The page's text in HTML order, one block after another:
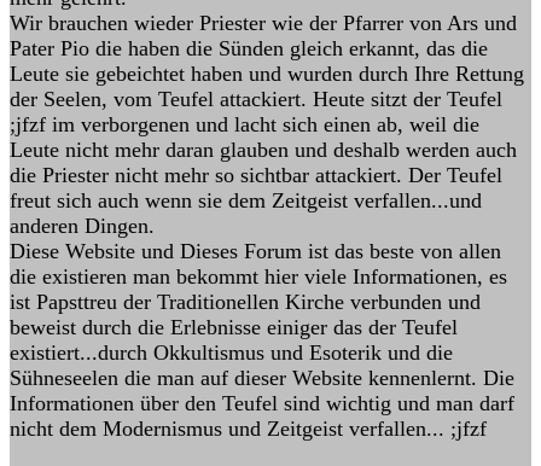
Wir brauchen wieder Priester wie der Pfarrer von Ars und
Pater Pio die haben die Sünden gleich erkannt, das die
Leute sie gebeichtet haben und wurden durch Ihre Rettung
der Seelen, vom Teufel attackiert. Heute sitzt der Teufel
;jfzf im verborgenen und lacht sich einen ab, weil die
Leute nicht mehr daran glauben und deshalb werden auch
die Priester nicht mehr so sichtbar attackiert. Der Teufel
freut sich auch wenn sie dem Zeitgeist verfallen...und
anderen Dingen.
Diese Website und Dieses Forum ist das beste von allen
die existieren man bekommt hier viele Informationen, es
ist Papsttreu der Traditionellen Kirche verbunden und
beweist durch die Erlebnisse einiger das der Teufel
existiert...durch Okkultismus und Esoterik und die
Sühneseelen die man auf dieser Website kennenlernt. Die
Informationen über den Teufel sind wichtig und man darf
nicht dem Modernismus und Zeitgeist verfallen... ;jfzf